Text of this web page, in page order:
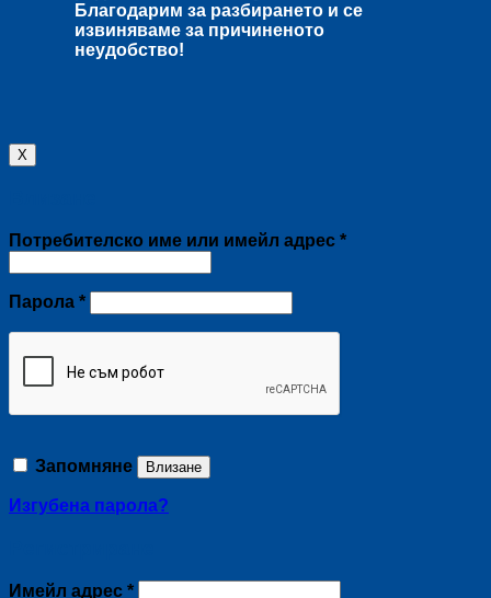
Благодарим за разбирането и се
извиняваме за причиненото
неудобство!
X
Потребителско име или имейл адрес *Задължително
Парола *Задължително
Запомняне Влизане
Изгубена парола?
Имейл адрес *Задължително